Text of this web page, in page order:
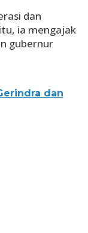
dan
ia mengajak
gubernur
dan